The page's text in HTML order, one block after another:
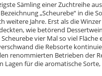
Sämling einer Zuchtreihe
„Scheurebe“ in die
weitere Jahre. Erst als die
wie betörend
vier Mal so viel
die Rebsorte
renommierten Betrieben der
Lagen für die aromatische